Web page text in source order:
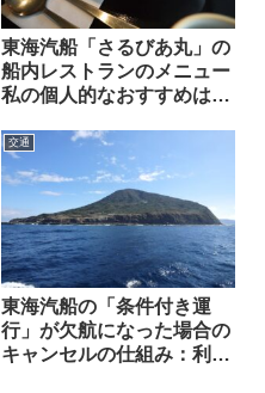
東海汽船「さるびあ丸」の
船内レストランのメニュー
私の個人的なおすすめはこ
交通
東海汽船の「条件付き運
行」が欠航になった場合の
キャンセルの仕組み：利島